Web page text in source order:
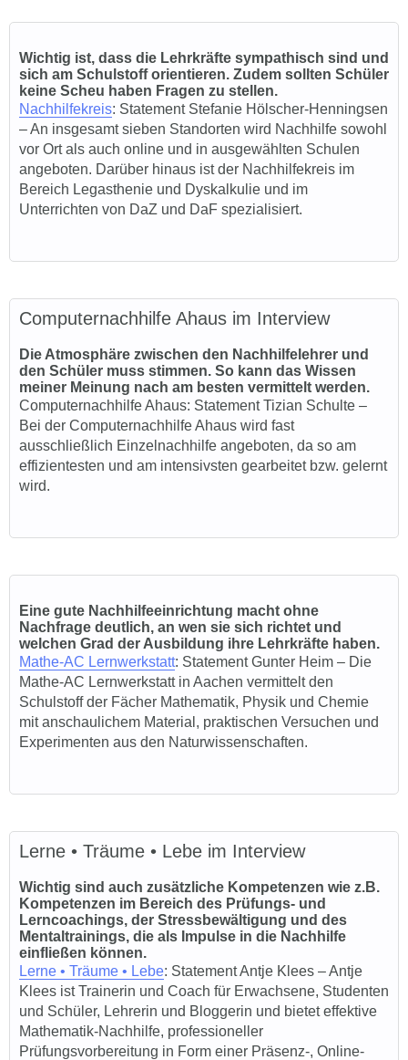
Wichtig ist, dass die Lehrkräfte sympathisch sind und
sich am Schulstoff orientieren. Zudem sollten Schüler
keine Scheu haben Fragen zu stellen.
Nachhilfekreis: Statement Stefanie Hölscher-Henningsen
–An insgesamt sieben Standorten wird Nachhilfe sowohl
vor Ort als auch online und in ausgewählten Schulen
angeboten. Darüber hinaus ist der Nachhilfekreis im
Bereich Legasthenie und Dyskalkulie und im
Unterrichten von DaZ und DaF spezialisiert.
Computernachhilfe Ahaus im Interview
Die Atmosphäre zwischen den Nachhilfelehrer und
den Schüler muss stimmen. So kann das Wissen
meiner Meinung nach am besten vermittelt werden.
Computernachhilfe Ahaus: Statement Tizian Schu lte –
Bei der Computernachhilfe Ahaus wird fast
ausschließlich Einzelnachhilfe angeboten, da so am
effizientesten und am intensivsten gearbeitet bzw. gelernt
wird.
Eine gute Nachhilfeeinrichtung macht ohne
Nachfrage deutlich, an wen sie sich richtet und
welchen Grad der Ausbildung ihre Lehrkräfte haben.
Mathe-AC Lernwerkstatt: Statement Gunter Heim – Die
Mathe-AC Lernwerkstatt in Aachen vermittelt den
Schulstoff der Fächer Mathematik, Physik und Chemie
mit anschaulichem Material, praktischen Versuchen und
Experimenten aus den Naturwissenschaften.
Lerne • Träume • Lebe im Interview
Wichtig sind auch zusätzliche Kompetenzen wie z.B.
Kompetenzen im Bereich des Prüfungs- und
Lerncoachings, der Stressbewältigung und des
Mentaltrainings, die als Impulse in die Nachhilfe
einfließen können.
Lerne • Träume • Lebe: Statement Antje Klees – Antje
Klees ist Trainerin und Coach für Erwachsene, Studenten
und Schüler, Lehrerin und Bloggerin und bietet effektive
Mathematik-Nachhilfe, professioneller
Prüfungsvorbereitung in Form einer Präsenz-, Online-